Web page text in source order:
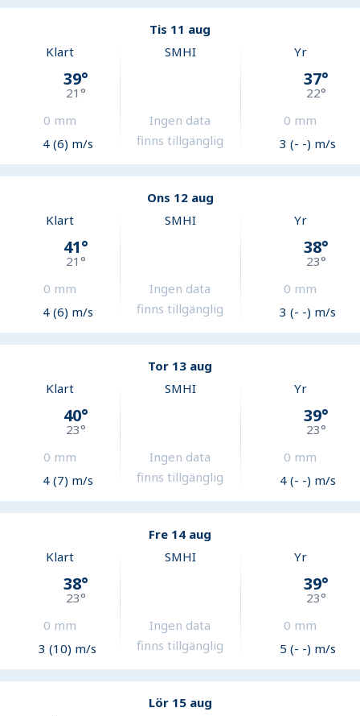
Tis 11 aug
Klart
39°
21°
0 mm
4 (6) m/s
SMHI
Ingen data
finns tillgänglig
Yr
37°
22°
0 mm
3 (- -) m/s
Ons 12 aug
Klart
41°
21°
0 mm
4 (6) m/s
SMHI
Ingen data
finns tillgänglig
Yr
38°
23°
0 mm
3 (- -) m/s
Tor 13 aug
Klart
40°
23°
0 mm
4 (7) m/s
SMHI
Ingen data
finns tillgänglig
Yr
39°
23°
0 mm
4 (- -) m/s
Fre 14 aug
Klart
38°
23°
0 mm
3 (10) m/s
SMHI
Ingen data
finns tillgänglig
Yr
39°
23°
0 mm
5 (- -) m/s
Lör 15 aug